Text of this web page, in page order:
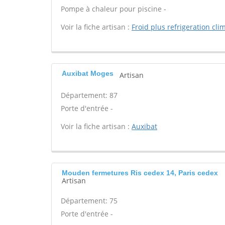
Pompe à chaleur pour piscine -
Voir la fiche artisan : Froid plus refrigeration
Auxibat Moges Artisan
Département: 87
Porte d'entrée -
Voir la fiche artisan : Auxibat
Mouden fermetures Ris cedex 14, Paris cedex
Artisan
Département: 75
Porte d'entrée -